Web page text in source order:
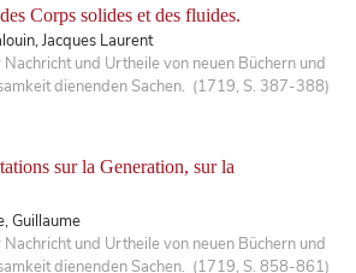
Corps solides et des fluides.
Jacques Laurent
und Urtheile von neuen Büchern und
dienenden Sachen. (1719, S. 387-388)
sur la Generation, sur la
Guillaume
und Urtheile von neuen Büchern und
dienenden Sachen. (1719, S. 858-861)